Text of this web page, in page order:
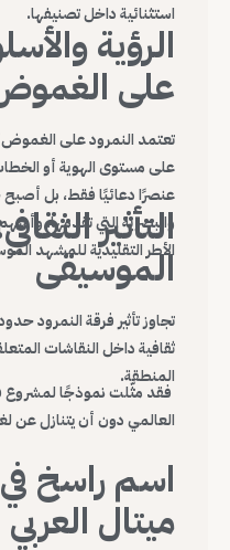
استثنائية داخل تصنيفها.
الرؤية
على
تعتمد النمرود على
على مستوى الهوية أو
عنصرًا دعائيًا فقط، بل
والبصرية التي تقدمها،
الأطر التقليدية للمشهد
التأثير
الموسيقى
تجاوز تأثير فرقة النمرود
ثقافية داخل النقاشات
المنطقة.
فقد مثّلت نموذجًا لمشروع
العالمي دون أن يتنازل عن
اسم راسخ في
ميتال العربي